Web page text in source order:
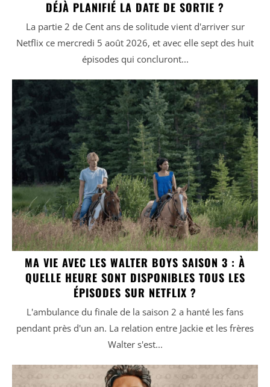
DÉJÀ PLANIFIÉ LA DATE DE SORTIE ?
La partie 2 de Cent ans de solitude vient d'arriver sur
Netflix ce mercredi 5 août 2026, et avec elle sept des huit
épisodes qui concluront...
MA VIE AVEC LES WALTER BOYS SAISON 3 : À
QUELLE HEURE SONT DISPONIBLES TOUS LES
ÉPISODES SUR NETFLIX ?
L'ambulance du finale de la saison 2 a hanté les fans
pendant près d'un an. La relation entre Jackie et les frères
Walter s'est...